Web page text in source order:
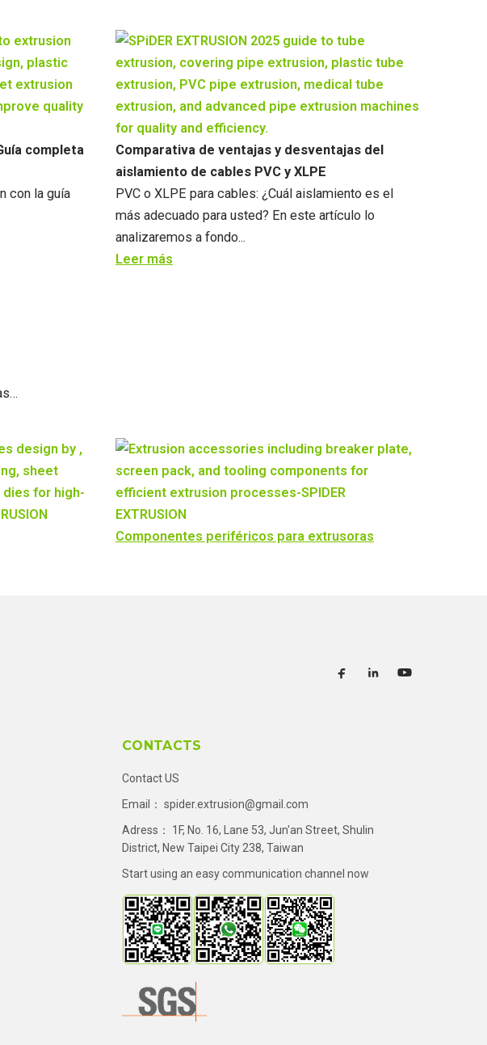
completa
con la guía
Comparativa de ventajas y desventajas del
aislamiento de cables PVC y XLPE
PVC o XLPE para cables: ¿Cuál aislamiento es el
más adecuado para usted? En este artículo lo
analizaremos a fondo...
Leer más
Componentes periféricos para extrusoras
CONTACTS
Contact US
Email： spider.extrusion@gmail.com
Adress： 1F, No. 16, Lane 53, Jun'an Street, Shulin
District, New Taipei City 238, Taiwan
Start using an easy communication channel now